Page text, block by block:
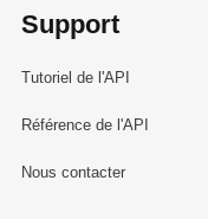
Support
Tutoriel de l'API
Référence de l'API
Nous contacter